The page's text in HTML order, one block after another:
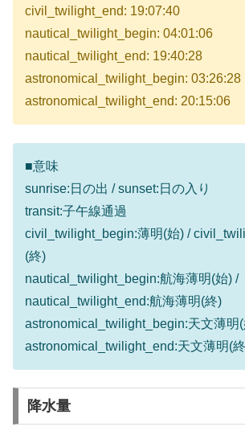
civil_twilight_end: 19:07:40
nautical_twilight_begin: 04:01:06
nautical_twilight_end: 19:40:28
astronomical_twilight_begin: 03:26:28
astronomical_twilight_end: 20:15:06
■意味
sunrise:日の出 / sunset:日の入り
transit:子午線通過
civil_twilight_begin:薄明(始) /
(終)
nautical_twilight_begin:航海薄明(始) /
nautical_twilight_end:航海薄明(終)
astronomical_twilight_begin:天文薄明(
astronomical_twilight_end:天文薄明(
降水量